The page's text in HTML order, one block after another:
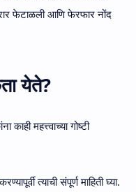
फेटाळली आणि फेरफार नोंद
येते?
महत्त्वाच्या गोष्टी
त्याची संपूर्ण माहिती घ्या.